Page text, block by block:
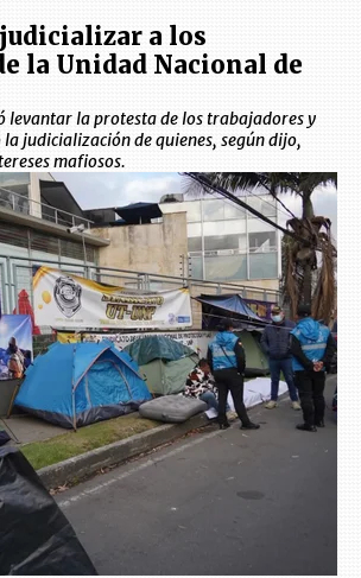
a los
la Unidad Nacional de
levantar la protesta de los trabajadores y
judicialización de quienes, según dijo,
mafiosos.